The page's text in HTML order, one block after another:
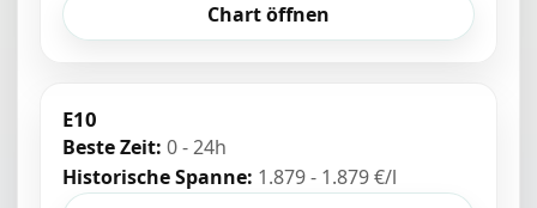
Chart öffnen
E10
Beste Zeit: 0 - 24h
Historische Spanne: 1.879 - 1.879 €/l